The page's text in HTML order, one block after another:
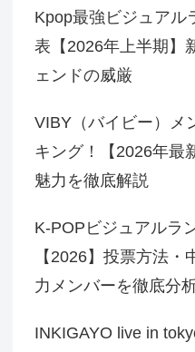
Kpop最強ビジュアル
表【2026年上半期】
ェンドの威厳
VIBY（バイビー）メ
キング！【2026年最
魅力を徹底解説
K-POPビジュアルラ
【2026】投票方法
力メンバーを徹底分
INKIGAYO live in